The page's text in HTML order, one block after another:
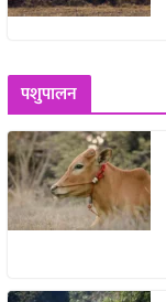
पशुपालन